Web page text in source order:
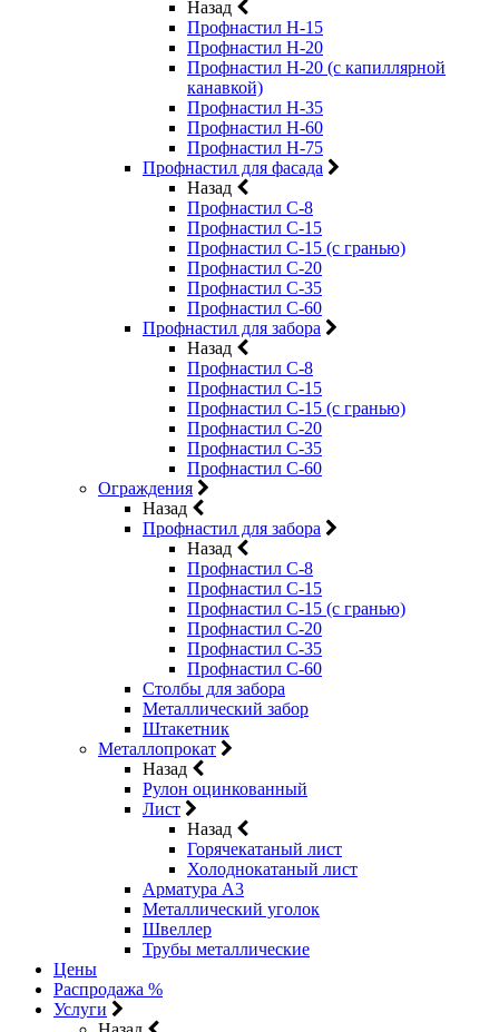
Назад
Профнастил Н-15
Профнастил Н-20
Профнастил Н-20 (с капиллярной
канавкой)
Профнастил Н-35
Профнастил Н-60
Профнастил Н-75
Профнастил для фасада
Назад
Профнастил С-8
Профнастил С-15
Профнастил С-15 (с гранью)
Профнастил С-20
Профнастил С-35
Профнастил С-60
Профнастил для забора
Назад
Профнастил С-8
Профнастил С-15
Профнастил С-15 (с гранью)
Профнастил С-20
Профнастил С-35
Профнастил С-60
Ограждения
Назад
Профнастил для забора
Назад
Профнастил С-8
Профнастил С-15
Профнастил С-15 (с гранью)
Профнастил С-20
Профнастил С-35
Профнастил С-60
Столбы для забора
Металлический забор
Штакетник
Металлопрокат
Назад
Рулон оцинкованный
Лист
Назад
Горячекатаный лист
Холоднокатаный лист
Арматура А3
Металлический уголок
Швеллер
Трубы металлические
Цены
Распродажа %
Услуги